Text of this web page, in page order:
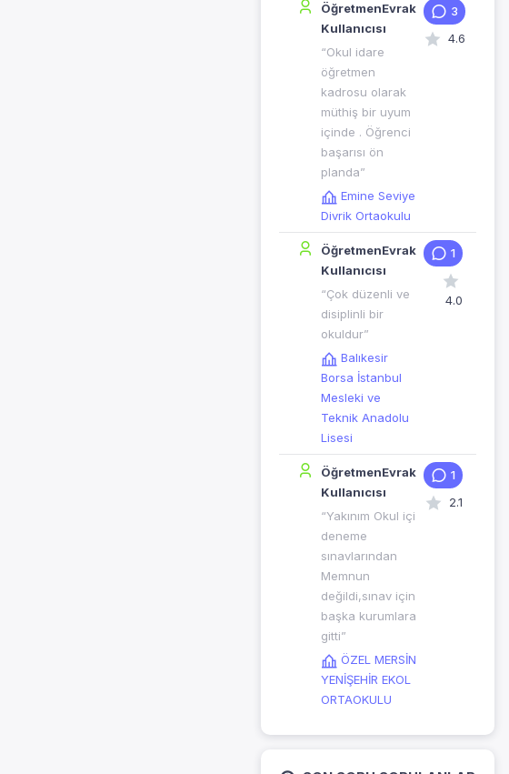
ÖğretmenEvrak
Kullanıcısı
“Okul idare
öğretmen
kadrosu olarak
müthiş bir uyum
içinde . Öğrenci
başarısı ön
planda”
Emine Seviye
Divrik Ortaokulu
3
4.6
ÖğretmenEvrak
Kullanıcısı
“Çok düzenli ve
disiplinli bir
okuldur”
Balıkesir
Borsa İstanbul
Mesleki ve
Teknik Anadolu
Lisesi
1
4.0
ÖğretmenEvrak
Kullanıcısı
“Yakınım Okul içi
deneme
sınavlarından
Memnun
değildi,sınav için
başka kurumlara
gitti”
ÖZEL MERSİN
YENİŞEHİR EKOL
ORTAOKULU
1
2.1